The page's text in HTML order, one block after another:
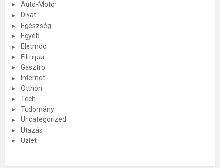
Autó-Motor
Divat
Egészség
Egyéb
Életmód
Filmipar
Gasztro
Internet
Otthon
Tech
Tudomány
Uncategorized
Utazás
Üzlet